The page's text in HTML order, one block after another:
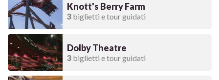
Knott's Berry Farm
3biglietti e tour guidati
Dolby Theatre
3biglietti e tour guidati